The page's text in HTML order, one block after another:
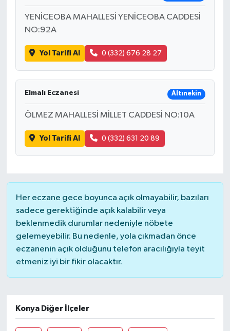
YENİCEOBA MAHALLESİ YENİCEOBA CADDESİ
NO:92A
Yol Tarifi Al 0 (332) 676 28 27
Elmalı Eczanesi Altınekin
ÖLMEZ MAHALLESİ MİLLET CADDESİ NO:10A
Yol Tarifi Al 0 (332) 631 20 89
Her eczane gece boyunca açık olmayabilir, bazıları
sadece gerektiğinde açık kalabilir veya
beklenmedik durumlar nedeniyle nöbete
gelemeyebilir. Bu nedenle, yola çıkmadan önce
eczanenin açık olduğunu telefon aracılığıyla teyit
etmeniz iyi bir fikir olacaktır.
Konya Diğer İlçeler